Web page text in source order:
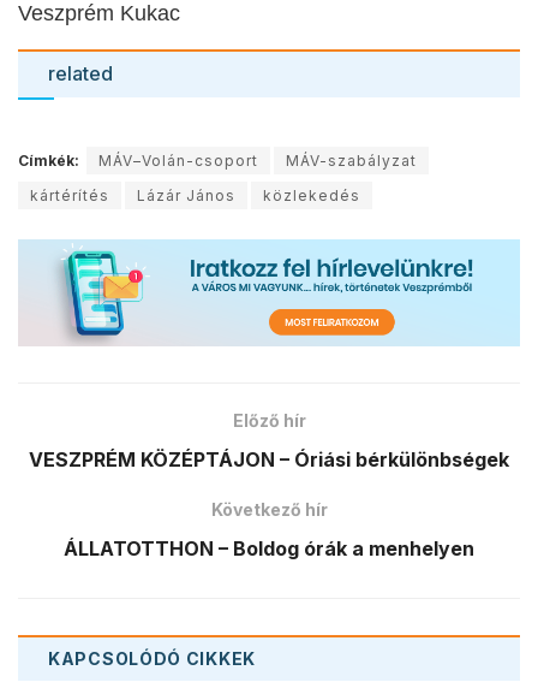
Veszprém Kukac
related
Címkék: MÁV–Volán-csoport
MÁV-szabályzat
kártérítés
Lázár János közlekedés
Előző hír
VESZPRÉM KÖZÉPTÁJON – Óriási bérkülönbségek
Következő hír
ÁLLATOTTHON – Boldog órák a menhelyen
KAPCSOLÓDÓ CIKKEK